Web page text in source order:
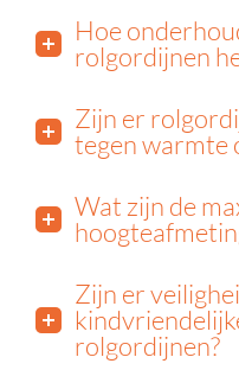
Hoe
rolgordijnen
Zijn er
tegen warmte
Wat zijn de
Zijn er
rolgordijnen?